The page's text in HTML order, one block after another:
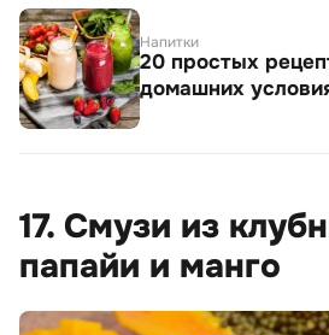
Напитки
20 простых
домашних
17. Смузи из
папайи и манго